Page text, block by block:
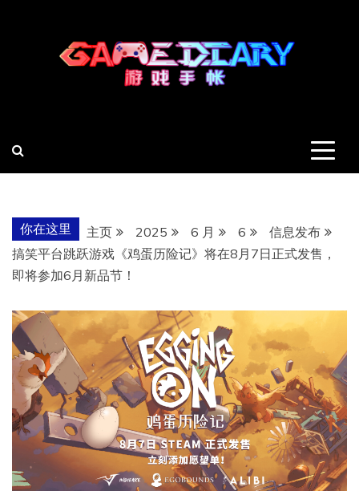
你在这里 主页 2025 6 月 6
信息发布
搞笑平台跳跃游戏《鸡蛋历险记》将在8月7日正式发售，
即将参加6月新品节！